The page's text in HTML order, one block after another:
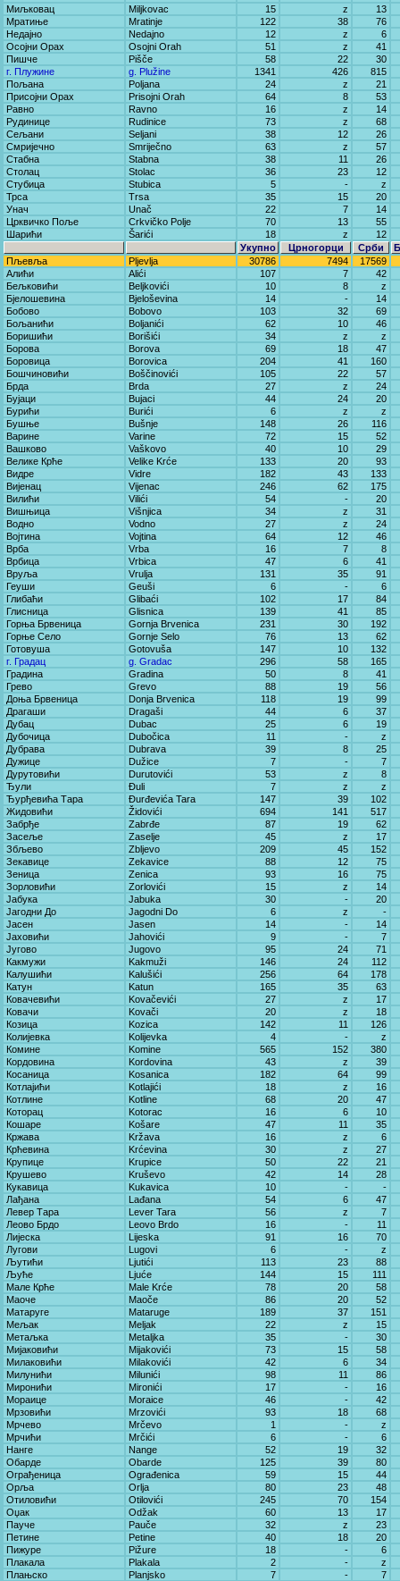
Миљковац
Miljkovac 15 z
13
Мратиње
Mratinje 122 38
76
Недајно
Nedajno 12 z
6
Осојни Орах
Osojni Orah 51 z
41
Пишче
Pišče 58 22
30
г. Плужине
g. Plužine 1341 426
815
Пољана
Poljana 24 z
21
Присојни Орах
Prisojni Orah 64 8
53
Равно
Ravno 16 z
14
Рудинице
Rudinice 73 z
68
Сељани
Seljani 38 12
26
Смријечно
Smriječno 63 z
57
Стабна
Stabna 38 11
26
Столац
Stolac 36 23
12
Стубица
Stubica 5 -
z
Трса
Trsa 35 15
20
Унач
Unač 22 7
14
Црквичко Поље
Crkvičko Polje 70 13
55
Шарићи
Šarići 18 z
12
Укупно
Црногорци Срби
Пљевља
Pljevlja 30786 7494
17569
Алићи
Alići 107 7
42
Бељковићи
Beljkovići 10 8
z
Бјелошевина
Bjeloševina 14 -
14
Бобово
Bobovo 103 32
69
Бољанићи
Boljanići 62 10
46
Боришићи
Borišići 34 z
z
Борова
Borova 69 18
47
Боровица
Borovica 204 41
160
Бошчиновићи
Boščinovići 105 22
57
Брда
Brda 27 z
24
Бујаци
Bujaci 44 24
20
Бурићи
Burići 6 z
z
Бушње
Bušnje 148 26
116
Варине
Varine 72 15
52
Вашково
Vaškovo 40 10
29
Велике Крће
Velike Krće 133 20
93
Видре
Vidre 182 43
133
Вијенац
Vijenac 246 62
175
Вилићи
Vilići 54 -
20
Вишњица
Višnjica 34 z
31
Водно
Vodno 27 z
24
Војтина
Vojtina 64 12
46
Врба
Vrba 16 7
8
Врбица
Vrbica 47 6
41
Вруља
Vrulja 131 35
91
Геуши
Geuši 6 -
6
Глибаћи
Glibaći 102 17
84
Глисница
Glisnica 139 41
85
Горња Брвеница
Gornja Brvenica 231 30
192
Горње Село
Gornje Selo 76 13
62
Готовуша
Gotovuša 147 10
132
г. Градац
g. Gradac 296 58
165
Градина
Gradina 50 8
41
Грево
Grevo 88 19
56
Доња Брвеница
Donja Brvenica 118 19
99
Драгаши
Dragaši 44 6
37
Дубац
Dubac 25 6
19
Дубочица
Dubočica 11 -
z
Дубрава
Dubrava 39 8
25
Дужице
Dužice 7 -
7
Дурутовићи
Durutovići 53 z
8
Ђули
Đuli 7 z
z
Ђурђевића Тара
Đurđevića Tara 147 39
102
Жидовићи
Židovići 694 141
517
Забрђе
Zabrđe 87 19
62
Засеље
Zaselje 45 z
17
Збљево
Zbljevo 209 45
152
Зекавице
Zekavice 88 12
75
Зеница
Zenica 93 16
75
Зорловићи
Zorlovići 15 z
14
Јабука
Jabuka 30 -
20
Јагодни До
Jagodni Do 6 z
-
Јасен
Jasen 14 -
14
Јаховићи
Jahovići 9 -
7
Југово
Jugovo 95 24
71
Какмужи
Kakmuži 146 24
112
Калушићи
Kalušići 256 64
178
Катун
Katun 165 35
63
Ковачевићи
Kovačevići 27 z
17
Ковачи
Kovači 20 z
18
Козица
Kozica 142 11
126
Колијевка
Kolijevka 4 -
z
Комине
Komine 565 152
380
Кордовина
Kordovina 43 z
39
Косаница
Kosanica 182 64
99
Котлајићи
Kotlajići 18 z
16
Котлине
Kotline 68 20
47
Которац
Kotorac 16 6
10
Кошаре
Košare 47 11
35
Кржава
Kržava 16 z
6
Крћевина
Krćevina 30 z
27
Крупице
Krupice 50 22
21
Крушево
Kruševo 42 14
28
Кукавица
Kukavica 10 -
-
Лађана
Lađana 54 6
47
Левер Тара
Lever Tara 56 z
7
Леово Брдо
Leovo Brdo 16 -
11
Лијеска
Lijeska 91 16
70
Лугови
Lugovi 6 -
z
Љутићи
Ljutići 113 23
88
Љуће
Ljuće 144 15
111
Мале Крће
Male Krće 78 20
58
Маоче
Maoče 86 20
52
Матаруге
Mataruge 189 37
151
Мељак
Meljak 22 z
15
Метаљка
Metaljka 35 -
30
Мијаковићи
Mijakovići 73 15
58
Милаковићи
Milakovići 42 6
34
Милунићи
Milunići 98 11
86
Миронићи
Mironići 17 -
16
Мораице
Moraice 46 -
42
Мрзовићи
Mrzovići 93 18
68
Мрчево
Mrčevo 1 -
z
Мрчићи
Mrčići 6 -
6
Нанге
Nange 52 19
32
Обарде
Obarde 125 39
80
Ограђеница
Ograđenica 59 15
44
Орља
Orlja 80 23
48
Отиловићи
Otilovići 245 70
154
Оџак
Odžak 60 13
17
Пауче
Pauče 32 z
23
Петине
Petine 40 18
20
Пижуре
Pižure 18 -
6
Плакала
Plakala 2 -
z
Плањско
Planjsko 7 -
7